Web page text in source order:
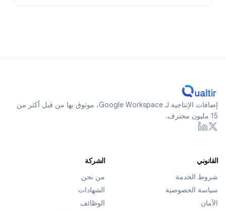
إضافات الإنتاجية لـ Google Workspace، موثوق بها من قبل أكثر من
15 مليون محترف.
القانوني
شروط الخدمة
سياسة الخصوصية
الأمان
الشركة
من نحن
الشهادات
الوظائف